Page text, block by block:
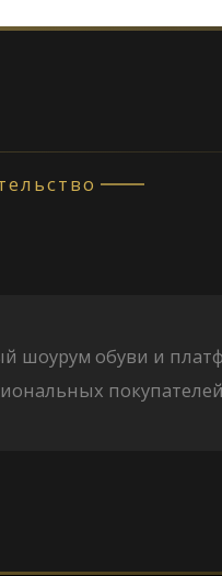
шоурум обуви и